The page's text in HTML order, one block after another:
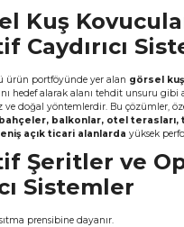
Kuş
Caydırıcı
ürün portföyünde yer alan görsel
hedef alarak alanı tehdit unsuru gibi
ve doğal yöntemlerdir. Bu çözümler,
bahçeler, balkonlar, otel terasları,
açık ticari alanlarda yüksek
Şeritler ve
Sistemler
prensibine dayanır.